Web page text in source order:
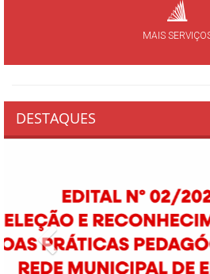
MAIS
DESTAQUES
Previous